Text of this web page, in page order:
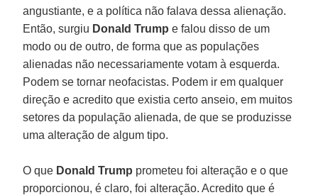
angustiante, e a política não falava dessa alienação.
Então, surgiu Donald Trump e falou disso de um
modo ou de outro, de forma que as populações
alienadas não necessariamente votam à esquerda.
Podem se tornar neofacistas. Podem ir em qualquer
direção e acredito que existia certo anseio, em muitos
setores da população alienada, de que se produzisse
uma alteração de algum tipo.
O que Donald Trump prometeu foi alteração e o que
proporcionou, é claro, foi alteração. Acredito que é